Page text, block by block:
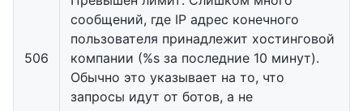
506
сообщений, где IP адрес конечного
пользователя принадлежит хостинговой
компании (%s за последние 10 минут).
Обычно это указывает на то, что
запросы идут от ботов, а не